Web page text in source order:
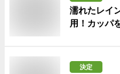
濡れたレイ
用！カッパ
決定